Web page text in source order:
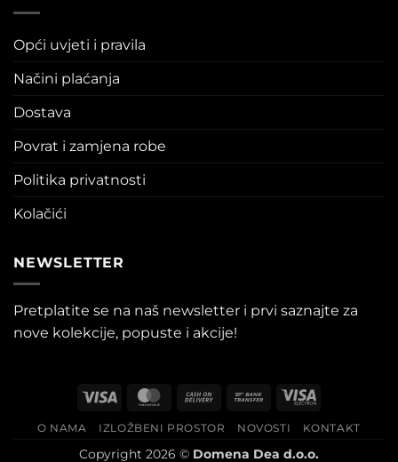
Opći uvjeti i pravila
Načini plaćanja
Dostava
Povrat i zamjena robe
Politika privatnosti
Kolačići
NEWSLETTER
Pretplatite se na naš newsletter i prvi saznajte za
nove kolekcije, popuste i akcije!
Visa MasterCard
Cash
Delivery
Bank
Visa
O NAMA IZLOŽBENI PROSTOR NOVOSTI KONTAKT
Copyright 2026 © Domena Dea d.o.o.